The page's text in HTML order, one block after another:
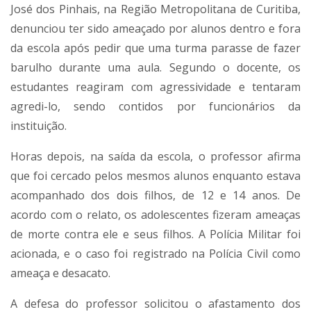
José dos Pinhais, na Região Metropolitana de Curitiba,
denunciou ter sido ameaçado por alunos dentro e fora
da escola após pedir que uma turma parasse de fazer
barulho durante uma aula. Segundo o docente, os
estudantes reagiram com agressividade e tentaram
agredi-lo, sendo contidos por funcionários da
instituição.
Horas depois, na saída da escola, o professor afirma
que foi cercado pelos mesmos alunos enquanto estava
acompanhado dos dois filhos, de 12 e 14 anos. De
acordo com o relato, os adolescentes fizeram ameaças
de morte contra ele e seus filhos. A Polícia Militar foi
acionada, e o caso foi registrado na Polícia Civil como
ameaça e desacato.
A defesa do professor solicitou o afastamento dos